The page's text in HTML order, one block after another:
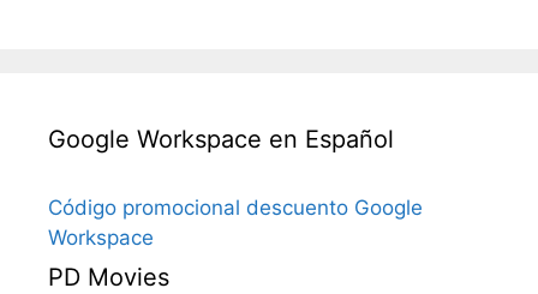
Google Workspace en Español
Código promocional descuento Google
Workspace
PD Movies